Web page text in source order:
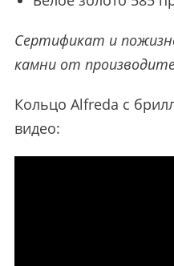
Сертификат и
камни от
Кольцо Alfreda с
видео: